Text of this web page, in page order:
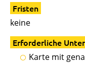
Fristen
keine
Erforderliche
Karte mit